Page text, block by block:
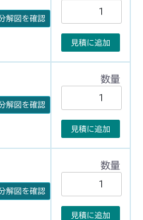
解図を確認
見積に追加
解図を確認
数量
見積に追加
解図を確認
数量
見積に追加